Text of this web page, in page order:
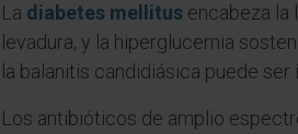
La diabetes mellitus encabeza la
levadura, y la hiperglucemia
la balanitis candidiásica puede
Los antibióticos de amplio